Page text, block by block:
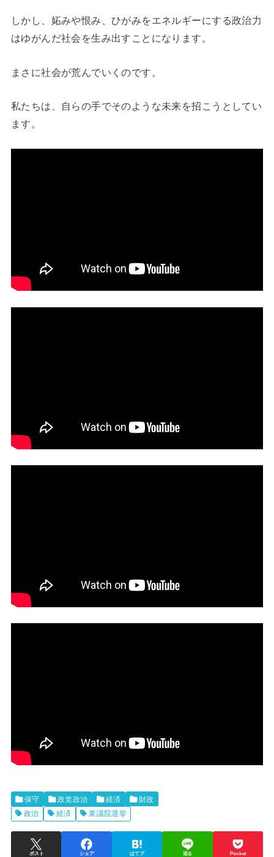
しかし、妬みや恨み、ひがみをエネルギーにする政治力
はゆがんだ社会を生み出すことになります。
まさに社会が荒んでいくのです。
私たちは、自らの手でそのような未来を招こうとしてい
ます。
保守 政党政治 経済
財政
政治
経済 衆議院選挙
ポスト シェア はてブ 送る Pocket